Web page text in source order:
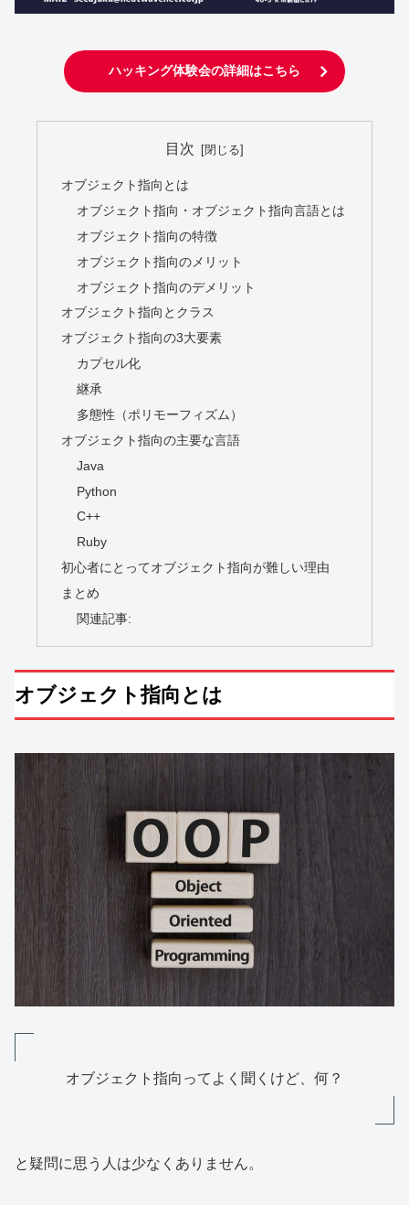
ハッキング体験会の詳細はこちら
目次
オブジェクト指向とは
オブジェクト指向・オブジェクト指向言語とは
オブジェクト指向の特徴
オブジェクト指向のメリット
オブジェクト指向のデメリット
オブジェクト指向とクラス
オブジェクト指向の3大要素
カプセル化
継承
多態性（ポリモーフィズム）
オブジェクト指向の主要な言語
Java
Python
C++
Ruby
初心者にとってオブジェクト指向が難しい理由
まとめ
関連記事:
オブジェクト指向とは
オブジェクト指向ってよく聞くけど、何？
と疑問に思う人は少なくありません。